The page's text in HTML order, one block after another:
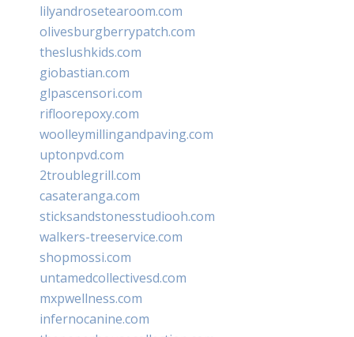
lilyandrosetearoom.com
olivesburgberrypatch.com
theslushkids.com
giobastian.com
glpascensori.com
rifloorepoxy.com
woolleymillingandpaving.com
uptonpvd.com
2troublegrill.com
casateranga.com
sticksandstonesstudiooh.com
walkers-treeservice.com
shopmossi.com
untamedcollectivesd.com
mxpwellness.com
infernocanine.com